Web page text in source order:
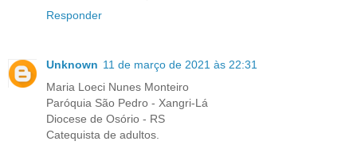
Responder
Unknown 11 de março de 2021 às 22:31
Maria Loeci Nunes Monteiro
Paróquia São Pedro - Xangri-Lá
Diocese de Osório - RS
Catequista de adultos.